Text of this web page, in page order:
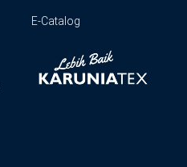
E-Catalog